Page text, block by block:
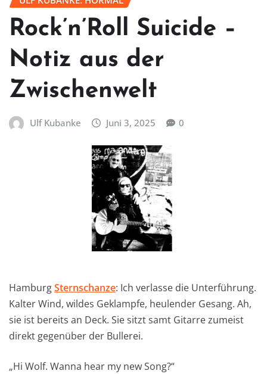
Rock’n’Roll Suicide –
Notiz aus der
Zwischenwelt
Ulf Kubanke Juni 3, 2025 0
HamburgSternschanze: Ich verlasse die Unterführung.
Kalter Wind, wildes Geklampfe, heulender Gesang. Ah,
sie ist bereits an Deck. Sie sitzt samt Gitarre zumeist
direkt gegenüber der Bullerei.
„Hi Wolf. Wanna hear my new Song?“